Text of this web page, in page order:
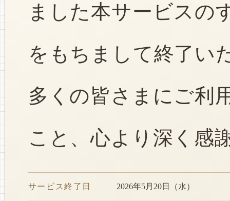
ました本サービスの
をもちまして終了い
多くの皆さまにご利
こと、心より深く感
サービス終了日 2026年5月20日（水）